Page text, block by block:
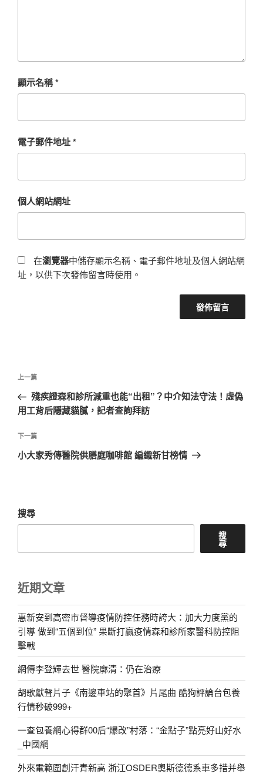
顯示名稱*
電子郵件地址*
個人網站網址
在瀏覽器中儲存顯示名稱、電子郵件地址及個人網站網
址，以供下次發佈留言時使用。
文
導
覽
上
一
篇
章
上一篇
殘疾證森和診所減重也能“出租”？中介知法守法！虛偽
用工背后隱藏貓膩，記者查詢拜訪
下
一
下一篇
小大家秀傳醫院供膳庭咖啡館 編織新甘榜情
搜尋
搜
尋
近期文章
惠新安到高密市督導疫情防控任務時誇大：加大力度黨的
引導 做到“五個到位” 果斷打贏疫情森和診所家醫科防控阻
擊戰
網傳李登輝去世 醫院廓清：仍在治療
胡歌獻聲片子《南邊車站的聚首》片尾曲 酷狗評論台包養
行情秒破999+
一查包養網心得群00后“爆改”村落：“金點子”點亮好山好水
_中國網
外來電範圍創汗青新高 浙江OSDER奧斯德德系車多措并舉